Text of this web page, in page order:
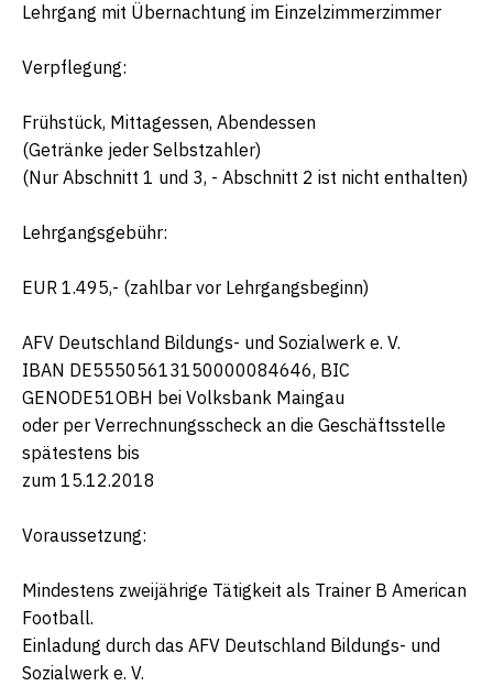
Lehrgang mit Übernachtung im Einzelzimmerzimmer
Verpflegung:
Frühstück, Mittagessen, Abendessen
(Getränke jeder Selbstzahler)
(Nur Abschnitt 1 und 3, - Abschnitt 2 ist nicht enthalten)
Lehrgangsgebühr:
EUR 1.495,- (zahlbar vor Lehrgangsbeginn)
AFV Deutschland Bildungs- und Sozialwerk e. V.
IBAN DE55505613150000084646, BIC
GENODE51OBH bei Volksbank Maingau
oder per Verrechnungsscheck an die Geschäftsstelle
spätestens bis
zum 15.12.2018
Voraussetzung:
Mindestens zweijährige Tätigkeit als Trainer B American
Football.
Einladung durch das AFV Deutschland Bildungs- und
Sozialwerk e. V.